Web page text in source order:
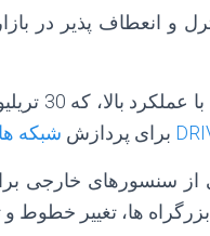
و انعطاف پذیر در
با
برای پردازش شبکه
سنسورهای خارجی